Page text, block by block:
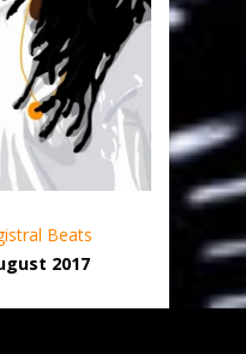
Beats
2017